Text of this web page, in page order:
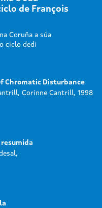
de François
Coruña a súa
ciclo dedi
Chromatic Disturbance
Corinne Cantrill, 1998